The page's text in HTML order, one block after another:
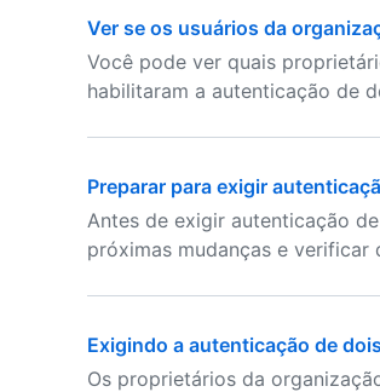
Ver se os usuários da
Você pode ver quais
habilitaram a autenticação de
Preparar para exigir
Antes de exigir autenticação
próximas mudanças e verificar
Exigindo a autenticação de
Os proprietários da